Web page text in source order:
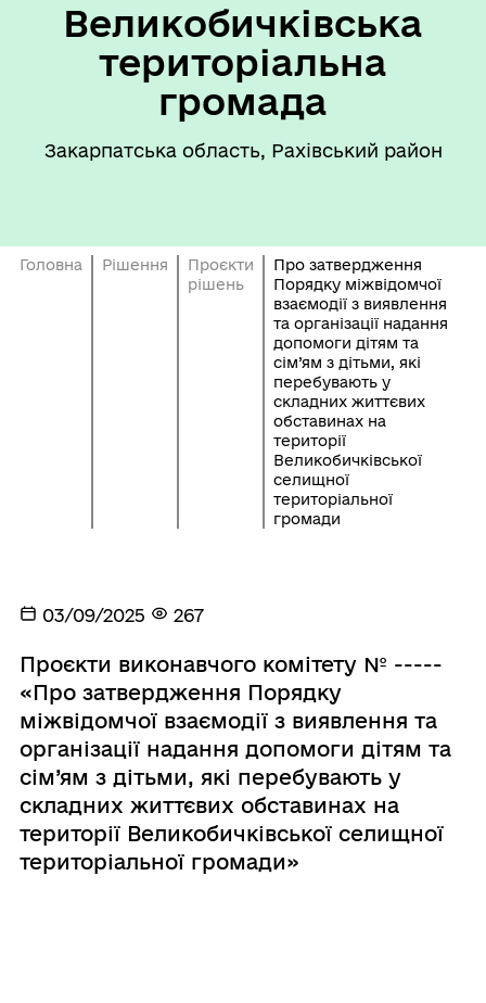
Великобичківська
територіальна
громада
Закарпатська область, Рахівський район
Головна Рішення
Проєкти
рішень
Про затвердження
Порядку міжвідомчої
взаємодії з виявлення
та організації надання
допомоги дітям та
сім’ям з дітьми, які
перебувають у
складних життєвих
обставинах на
території
Великобичківської
селищної
територіальної
громади
03/09/2025 267
Проєкти виконавчого комітету № -----
«Про затвердження Порядку
міжвідомчої взаємодії з виявлення та
організації надання допомоги дітям та
сім’ям з дітьми, які перебувають у
складних життєвих обставинах на
території Великобичківської селищної
територіальної громади»